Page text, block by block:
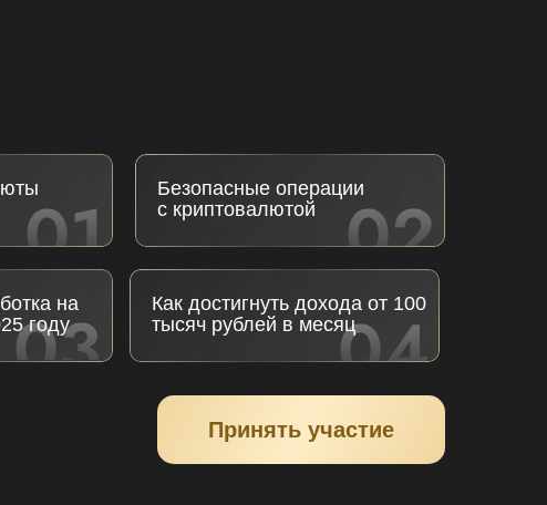
Принять участие
Безопасные операции
с криптовалютой
на
году
Как достигнуть дохода от 100
тысяч рублей в месяц